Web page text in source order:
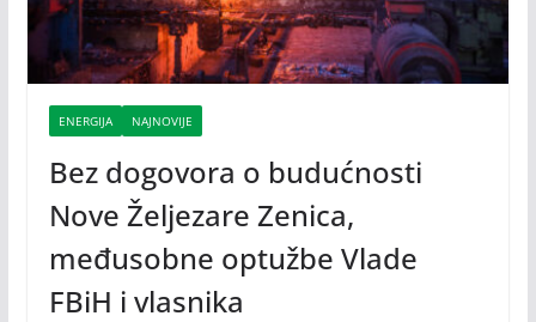
ENERGIJA NAJNOVIJE
Bez dogovora o budućnosti
Nove Željezare Zenica,
međusobne optužbe Vlade
FBiH i vlasnika